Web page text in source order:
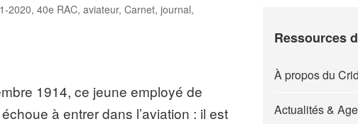
2020,40e RAC,aviateur,Carnet, journal,
1914, ce jeune employé de
à entrer dans l’aviation : il est
Ressources
À propos du
Actualités &